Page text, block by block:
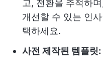
고, 전환을 추적하
개선할 수 있는 인
택하세요.
사전 제작된 템플릿: